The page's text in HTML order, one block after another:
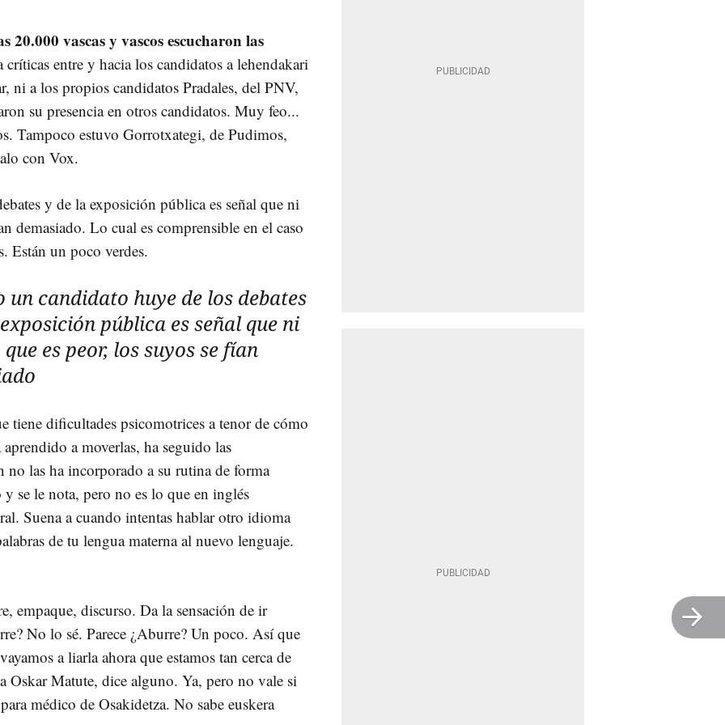
20.000 vascas y vascos escucharon las
críticas entre y hacia los candidatos a lehendakari
ni a los propios candidatos Pradales, del PNV,
su presencia en otros candidatos. Muy feo...
Tampoco estuvo Gorrotxategi, de Pudimos,
con Vox.
y de la exposición pública es señal que ni
demasiado. Lo cual es comprensible en el caso
Están un poco verdes.
un candidato huye de los debates
pública es señal que ni
es peor, los suyos se fían
tiene dificultades psicomotrices a tenor de cómo
a moverlas, ha seguido las
no las ha incorporado a su rutina de forma
se le nota, pero no es lo que en inglés
Suena a cuando intentas hablar otro idioma
de tu lengua materna al nuevo lenguaje.
empaque, discurso. Da la sensación de ir
No lo sé. Parece ¿Aburre? Un poco. Así que
a liarla ahora que estamos tan cerca de
Oskar Matute, dice alguno. Ya, pero no vale si
médico de Osakidetza. No sabe euskera